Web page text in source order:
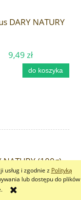
usług i zgodnie z Polityką
lub dostępu do plików
DARY NATURY
9,49 zł
do koszyka
(100g)
24,90 zł